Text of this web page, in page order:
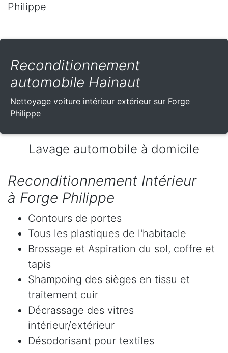
Philippe
Reconditionnement
automobile Hainaut
Nettoyage voiture intérieur extérieur sur Forge
Philippe
Lavage automobile à domicile
Reconditionnement Intérieur
à Forge Philippe
Contours de portes
Tous les plastiques de l'habitacle
Brossage et Aspiration du sol, coffre et
tapis
Shampoing des sièges en tissu et
traitement cuir
Décrassage des vitres
intérieur/extérieur
Désodorisant pour textiles